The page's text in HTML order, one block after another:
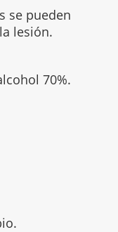
se pueden
lesión.
70%.